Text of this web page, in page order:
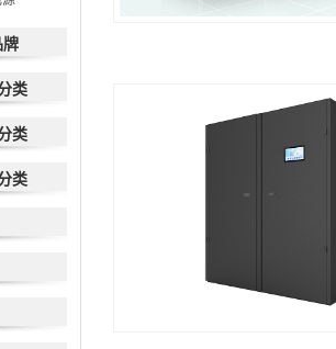
牌
类
类
类